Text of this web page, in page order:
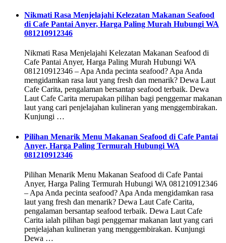
Nikmati Rasa Menjelajahi Kelezatan Makanan Seafood
di Cafe Pantai Anyer, Harga Paling Murah Hubungi WA
081210912346
Nikmati Rasa Menjelajahi Kelezatan Makanan Seafood di
Cafe Pantai Anyer, Harga Paling Murah Hubungi WA
081210912346 – Apa Anda pecinta seafood? Apa Anda
mengidamkan rasa laut yang fresh dan menarik? Dewa Laut
Cafe Carita, pengalaman bersantap seafood terbaik. Dewa
Laut Cafe Carita merupakan pilihan bagi penggemar makanan
laut yang cari penjelajahan kulineran yang menggembirakan.
Kunjungi …
Pilihan Menarik Menu Makanan Seafood di Cafe Pantai
Anyer, Harga Paling Termurah Hubungi WA
081210912346
Pilihan Menarik Menu Makanan Seafood di Cafe Pantai
Anyer, Harga Paling Termurah Hubungi WA 081210912346
– Apa Anda pecinta seafood? Apa Anda mengidamkan rasa
laut yang fresh dan menarik? Dewa Laut Cafe Carita,
pengalaman bersantap seafood terbaik. Dewa Laut Cafe
Carita ialah pilihan bagi penggemar makanan laut yang cari
penjelajahan kulineran yang menggembirakan. Kunjungi
Dewa …